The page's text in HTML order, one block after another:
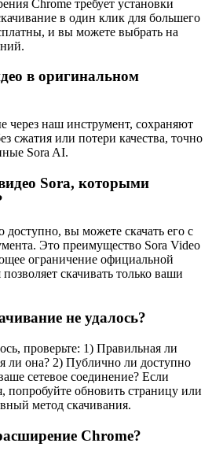
Chrome требует установки
в один клик для большего
и вы можете выбрать на
в оригинальном
через наш инструмент, сохраняют
сжатия или потери качества, точно
Sora AI.
Sora, которыми
вы можете скачать его с
Это преимущество Sora Video
ограничение официальной
скачивать только ваши
не удалось?
проверьте: 1) Правильная ли
ли она? 2) Публично ли доступно
сетевое соединение? Если
обновить страницу или
метод скачивания.
Chrome?